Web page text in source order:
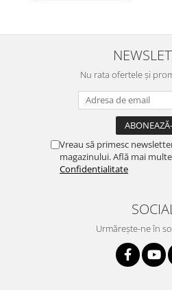
Nu rata ofertele și
Vreau să primesc
magazinului. Află mai
Confidentialitate
SOCIAL
Urmărește-ne în